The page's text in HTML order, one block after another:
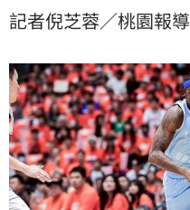
記者倪芝蓉／桃園報導